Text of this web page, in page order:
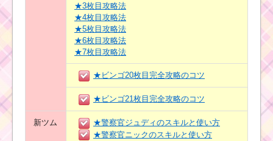
★3枚目攻略法
★4枚目攻略法
★5枚目攻略法
★6枚目攻略法
★7枚目攻略法
★ビンゴ20枚目完全攻略のコツ
★ビンゴ21枚目完全攻略のコツ
新ツム
★警察官ジュディのスキルと使い方
★警察官ニックのスキルと使い方